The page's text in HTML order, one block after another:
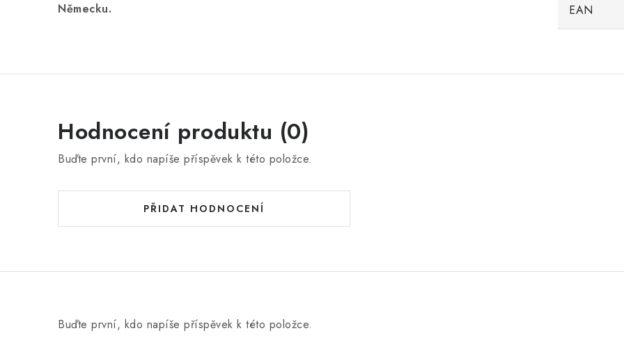
Německu.
EAN
Hodnocení produktu (0)
Buďte první, kdo napíše příspěvek k této položce.
PŘIDAT HODNOCENÍ
Buďte první, kdo napíše příspěvek k této položce.